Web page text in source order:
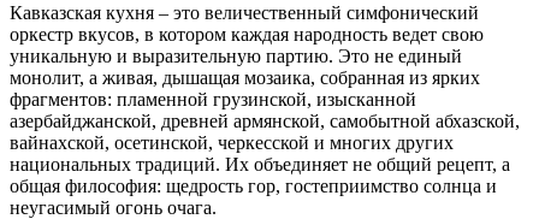
Кавказская кухня – это величественный симфонический
оркестр вкусов, в котором каждая народность ведет свою
уникальную и выразительную партию. Это не единый
монолит, а живая, дышащая мозаика, собранная из ярких
фрагментов: пламенной грузинской, изысканной
азербайджанской, древней армянской, самобытной абхазской,
вайнахской, осетинской, черкесской и многих других
национальных традиций. Их объединяет не общий рецепт, а
общая философия: щедрость гор, гостеприимство солнца и
неугасимый огонь очага.